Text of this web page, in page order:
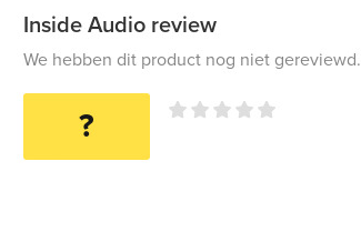
Inside Audio review
We hebben dit product nog niet gereviewd.
?